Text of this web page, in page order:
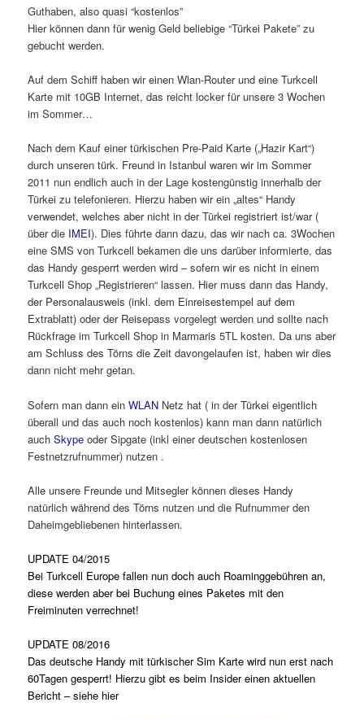
Guthaben, also quasi “kostenlos”
Hier können dann für wenig Geld beliebige “Türkei Pakete” zu
gebucht werden.
Auf dem Schiff haben wir einen Wlan-Router und eine Turkcell
Karte mit 10GB Internet, das reicht locker für unsere 3 Wochen
im Sommer…
Nach dem Kauf einer türkischen Pre-Paid Karte („Hazir Kart“)
durch unseren türk. Freund in Istanbul waren wir im Sommer
2011 nun endlich auch in der Lage kostengünstig innerhalb der
Türkei zu telefonieren. Hierzu haben wir ein „altes“ Handy
verwendet, welches aber nicht in der Türkei registriert ist/war (
über die IMEI). Dies führte dann dazu, das wir nach ca. 3Wochen
eine SMS von Turkcell bekamen die uns darüber informierte, das
das Handy gesperrt werden wird – sofern wir es nicht in einem
Turkcell Shop „Registrieren“ lassen. Hier muss dann das Handy,
der Personalausweis (inkl. dem Einreisestempel auf dem
Extrablatt) oder der Reisepass vorgelegt werden und sollte nach
Rückfrage im Turkcell Shop in Marmaris 5TL kosten. Da uns aber
am Schluss des Törns die Zeit davongelaufen ist, haben wir dies
dann nicht mehr getan.
Sofern man dann einWLAN Netz hat ( in der Türkei eigentlich
überall und das auch noch kostenlos) kann man dann natürlich
auchSkype oder Sipgate (inkl einer deutschen kostenlosen
Festnetzrufnummer) nutzen .
Alle unsere Freunde und Mitsegler können dieses Handy
natürlich während des Törns nutzen und die Rufnummer den
Daheimgebliebenen hinterlassen.
UPDATE 04/2015
Bei Turkcell Europe fallen nun doch auch Roaminggebühren an,
diese werden aber bei Buchung eines Paketes mit den
Freiminuten verrechnet!
UPDATE 08/2016
Das deutsche Handy mit türkischer Sim Karte wird nun erst nach
60Tagen gesperrt! Hierzu gibt es beim Insider einen aktuellen
Bericht – siehe hier